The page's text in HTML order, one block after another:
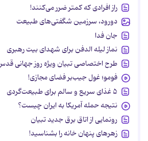
راز افرادی که کمتر ضرر می‌کنند!
دورود، سرزمین شگفتی‌های طبیعت
جان فدا
نماز لیله الدفن برای شهدای بیت رهبری
طرح اختصاصی تبیان ویژه روز جهانی
فومو؛ غول جیب‌بر فضای مجازی!
۵ غذای سریع و سالم برای طبیعت‌گردی
نتیجه حمله آمریکا به ایران چیست؟
رونمایی از اتاق برق جدید تبیان
زهرهای پنهان خانه را بشناسید!